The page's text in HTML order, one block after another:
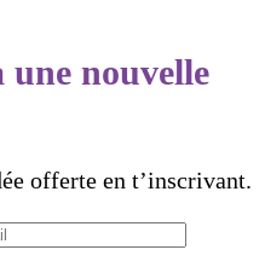
nouvelle
offerte en t’inscrivant.